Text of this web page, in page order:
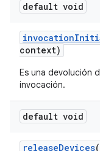
default void
invocation
context)
Es una devolución
invocación.
default void
releaseDevices(